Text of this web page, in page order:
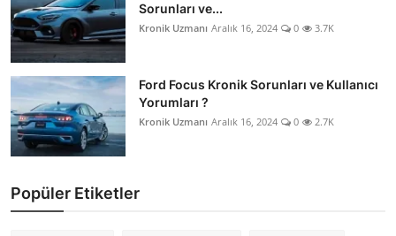
Sorunları ve...
Kronik Uzmanı Aralık 16, 2024 0 3.7K
Ford Focus Kronik Sorunları ve Kullanıcı
Yorumları ?
Kronik Uzmanı Aralık 16, 2024 0 2.7K
Popüler Etiketler